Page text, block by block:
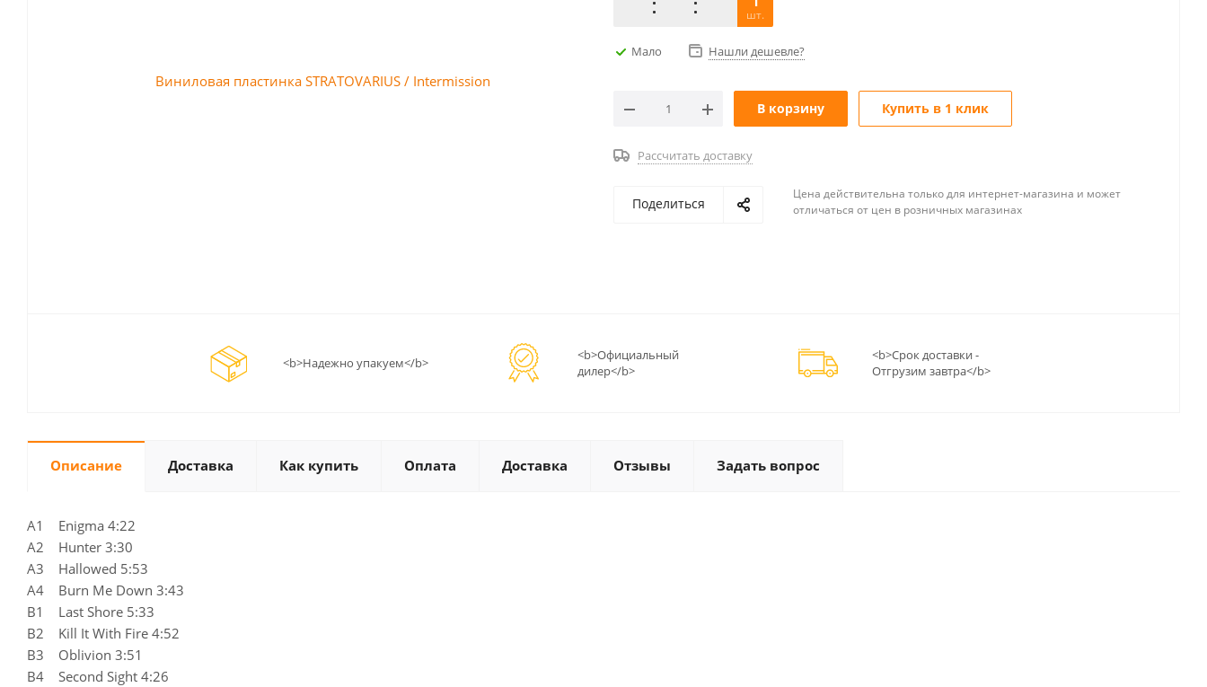
шт.
Мало Нашли дешевле?
В корзину Купить в 1 клик
Рассчитать доставку
Поделиться
Цена действительна только для интернет-магазина и может
отличаться от цен в розничных магазинах
<b>Надежно упакуем</b>
<b>Официальный
дилер</b>
<b>Срок доставки -
Отгрузим завтра</b>
Описание Доставка Как купить Оплата Доставка Отзывы Задать вопрос
A1 Enigma 4:22
A2 Hunter 3:30
A3 Hallowed 5:53
A4 Burn Me Down 3:43
B1 Last Shore 5:33
B2 Kill It With Fire 4:52
B3 Oblivion 3:51
B4 Second Sight 4:26